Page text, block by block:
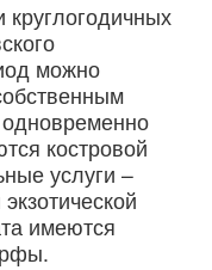
круглогодичных
можно
костровой
услуги –
имеются